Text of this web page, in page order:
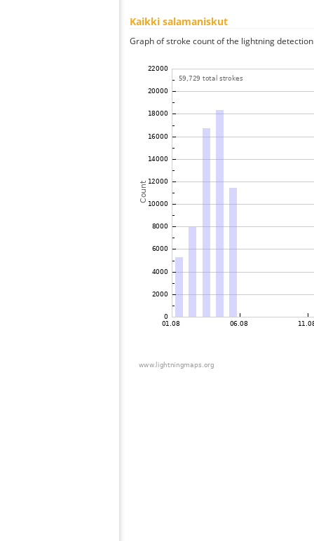
Kaikki salamaniskut
Graph of stroke count of the lightning